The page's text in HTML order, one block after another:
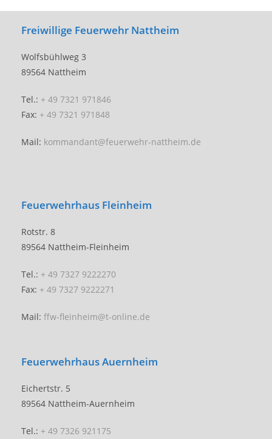
Freiwillige Feuerwehr Nattheim
Wolfsbühlweg 3
89564 Nattheim
Tel.: + 49 7321 971846
Fax: + 49 7321 971848
Mail: kommandant@feuerwehr-nattheim.de
Feuerwehrhaus Fleinheim
Rotstr. 8
89564 Nattheim-Fleinheim
Tel.: + 49 7327 9222270
Fax: + 49 7327 9222271
Mail: ffw-fleinheim@t-online.de
Feuerwehrhaus Auernheim
Eichertstr. 5
89564 Nattheim-Auernheim
Tel.: + 49 7326 921175